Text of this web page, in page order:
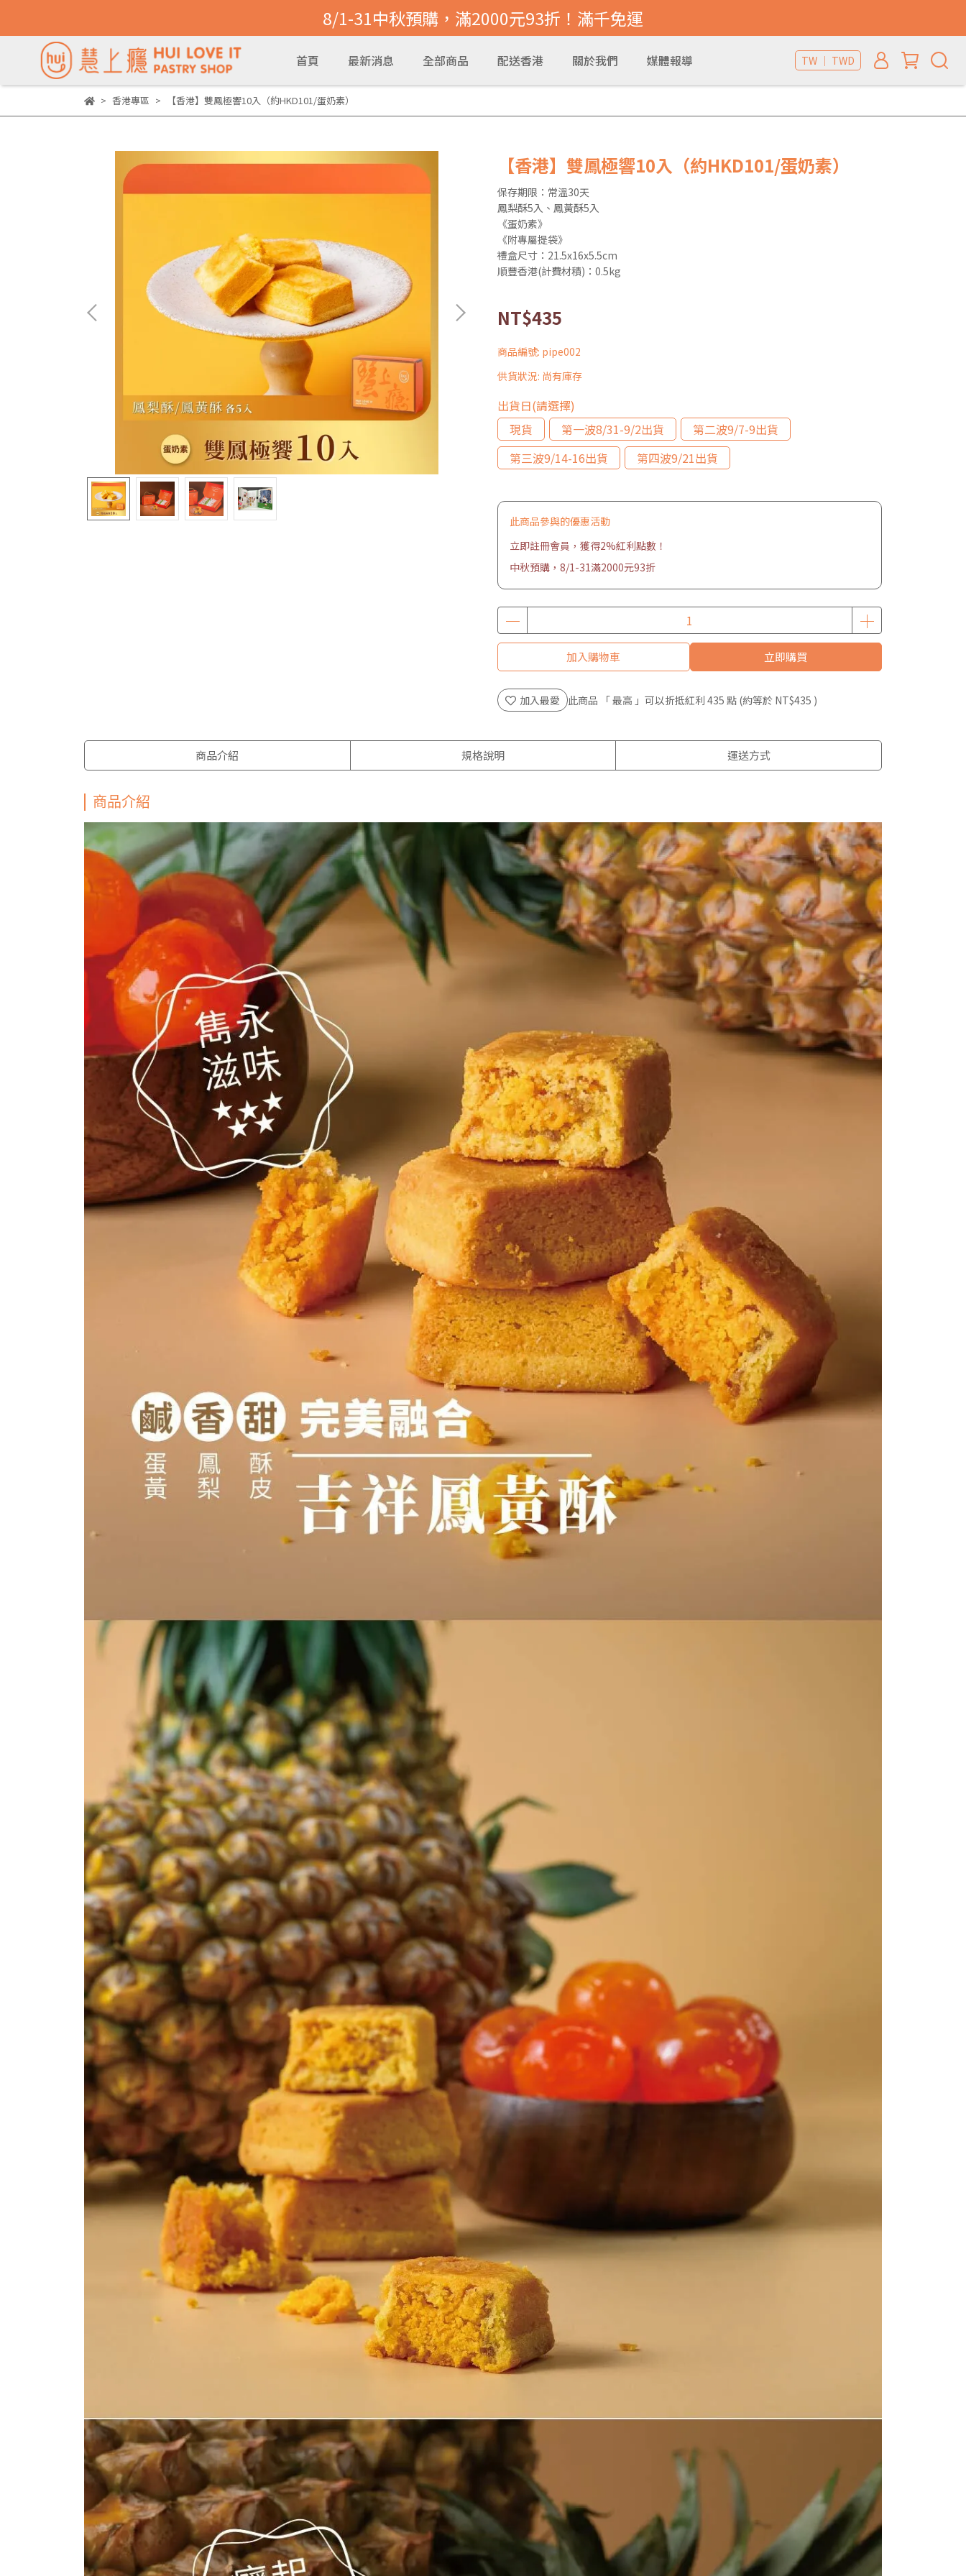
8/1-31中秋預購，滿2000元93折！滿千免運
首頁 最新消息 全部商品 配送香港 關於我們 媒體報導 TW ｜ TWD
香港專區 【香港】雙鳳極響10入（約HKD101/蛋奶素）
【香港】雙鳳極響10入（約HKD101/蛋奶素）
保存期限：常溫30天
鳳梨酥5入、鳳黃酥5入
《蛋奶素》
《附專屬提袋》
禮盒尺寸：21.5x16x5.5cm
順豐香港(計費材積)：0.5kg
NT$435
商品編號: pipe002
供貨狀況: 尚有庫存
出貨日(請選擇)
現貨
第一波8/31-9/2出貨
第二波9/7-9出貨
第三波9/14-16出貨
第四波9/21出貨
此商品參與的優惠活動
立即註冊會員，獲得2%紅利點數！
中秋預購，8/1-31滿2000元93折
加入購物車 立即購買
加入最愛 此商品 「 最高 」可以折抵紅利 435 點 (約等於 NT$435 )
商品介紹 規格說明 運送方式
商品介紹